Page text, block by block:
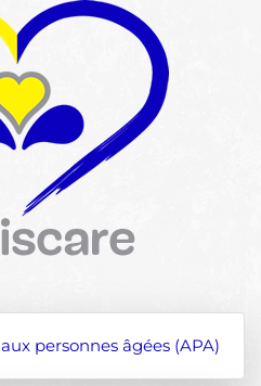
personnes âgées (APA)